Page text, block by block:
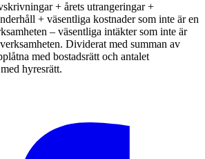
+ årets utrangeringar +
+ väsentliga kostnader som inte är en
– väsentliga intäkter som inte är
Dividerat med summan av
med bostadsrätt och antalet
hyresrätt.